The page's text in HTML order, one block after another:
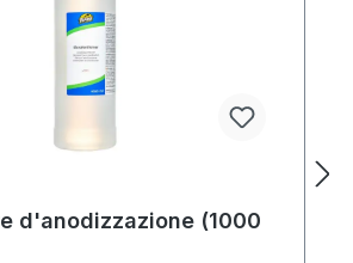
d'anodizzazione (1000